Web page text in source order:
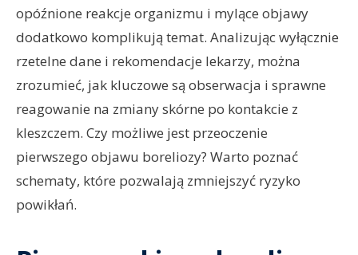
opóźnione reakcje organizmu i mylące objawy
dodatkowo komplikują temat. Analizując wyłącznie
rzetelne dane i rekomendacje lekarzy, można
zrozumieć, jak kluczowe są obserwacja i sprawne
reagowanie na zmiany skórne po kontakcie z
kleszczem. Czy możliwe jest przeoczenie
pierwszego objawu boreliozy? Warto poznać
schematy, które pozwalają zmniejszyć ryzyko
powikłań.